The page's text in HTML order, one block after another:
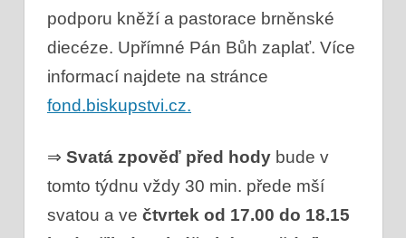
podporu kněží a pastorace brněnské
diecéze. Upřímné Pán Bůh zaplať. Více
informací najdete na stránce
fond.biskupstvi.cz.
⇒ Svatá zpověď před hody bude v
tomto týdnu vždy 30 min. přede mší
svatou a ve čtvrtek od 17.00 do 18.15